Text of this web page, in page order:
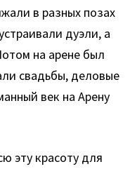
в разных позах
дуэли, а
на арене был
свадьбы, деловые
век на Арену
эту красоту для